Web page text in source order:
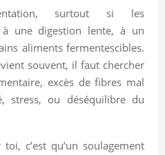
surtout si les
une digestion lente, à un
aliments fermentescibles.
souvent, il faut chercher
excès de fibres mal
stress, ou déséquilibre du
c’est qu’un soulagement